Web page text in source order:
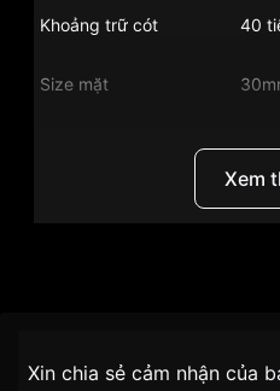
Khoảng trữ cót 40
Size mặt
Vỏ
Tình trạng
Xem
Xin chia sẻ cảm nhận của